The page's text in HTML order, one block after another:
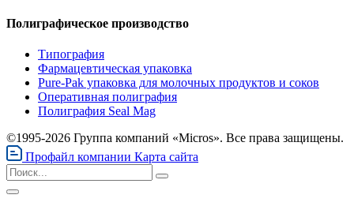
Полиграфическое производство
Типография
Фармацевтическая упаковка
Pure-Pak упаковка для молочных продуктов и соков
Оперативная полиграфия
Полиграфия Seal Mag
©1995-2026 Группа компаний «Micros». Все права защищены.
Профайл компании Карта сайта